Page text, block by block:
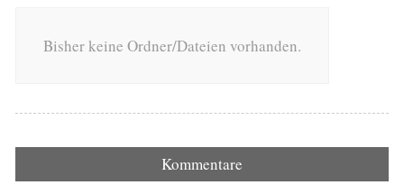
Bisher keine Ordner/Dateien vorhanden.
Kommentare